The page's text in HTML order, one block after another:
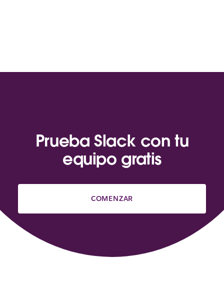
Prueba Slack con tu
equipo gratis
COMENZAR